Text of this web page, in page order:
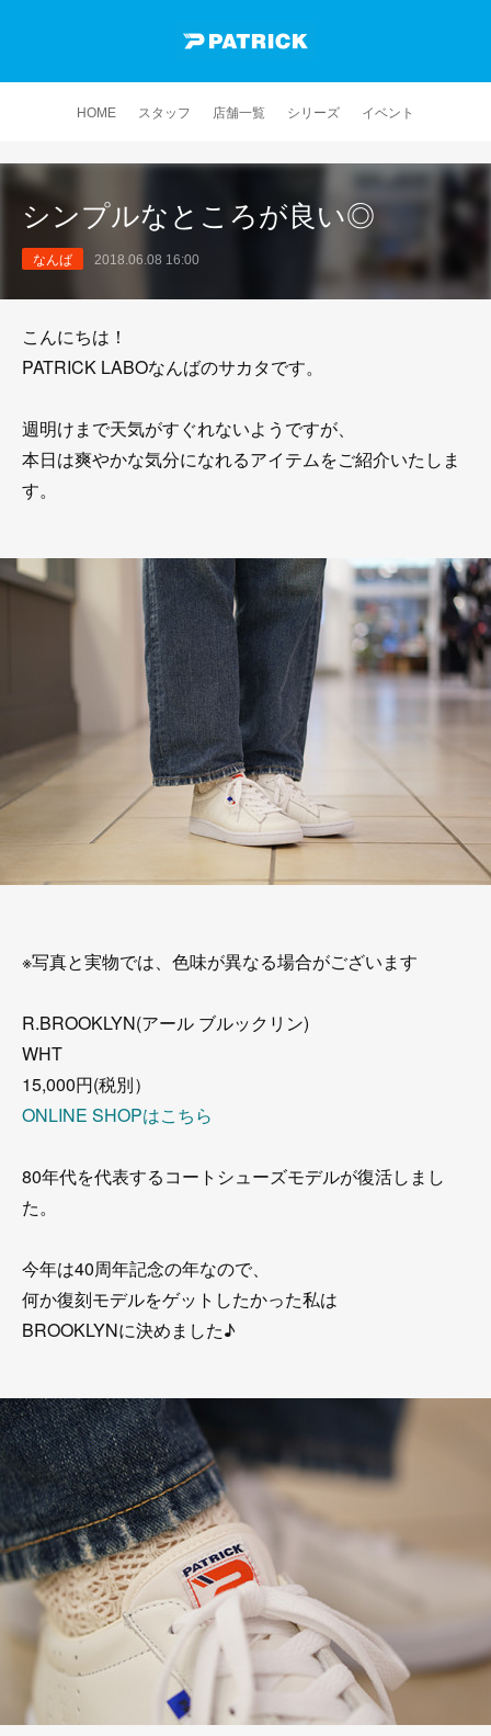
HOME スタッフ 店舗一覧 シリーズ イベント
シンプルなところが良い◎
なんば 2018.06.08 16:00
こんにちは！
PATRICK LABOなんばのサカタです。
週明けまで天気がすぐれないようですが、
本日は爽やかな気分になれるアイテムをご紹介いたしま
す。
※写真と実物では、色味が異なる場合がございます
R.BROOKLYN(アール ブルックリン)
WHT
15,000円(税別）
ONLINE SHOPはこちら
80年代を代表するコートシューズモデルが復活しまし
た。
今年は40周年記念の年なので、
何か復刻モデルをゲットしたかった私は
BROOKLYNに決めました♪